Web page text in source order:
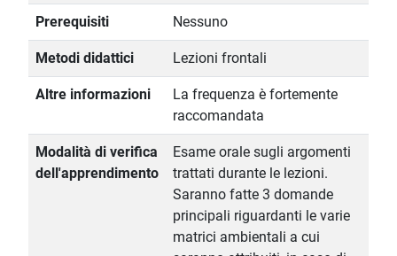
Prerequisiti Nessuno
Metodi didattici Lezioni frontali
Altre informazioni
La frequenza è fortemente
raccomandata
Modalità di verifica
dell'apprendimento
Esame orale sugli argomenti
trattati durante le lezioni.
Saranno fatte 3 domande
principali riguardanti le varie
matrici ambientali a cui